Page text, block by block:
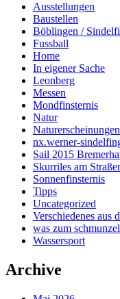
Ausstellungen
Baustellen
Böblingen /
Fussball
Home
In eigener Sache
Leonberg
Messen
Mondfinsternis
Natur
Naturerscheinungen
nx.werner-
Sail 2015
Skurriles am
Sonnenfinsternis
Tipps
Uncategorized
Verschiedenes aus
was zum
Wassersport
Archive